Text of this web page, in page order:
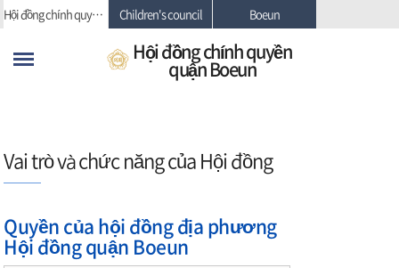
skip-navigation Hội đồng chính quyền quận Boeun Children's council Boeun
Hội đồng chính quyền
quận Boeun
Vai trò và chức năng của Hội đồng
Quyền của hội đồng địa phương
Hội đồng quận Boeun